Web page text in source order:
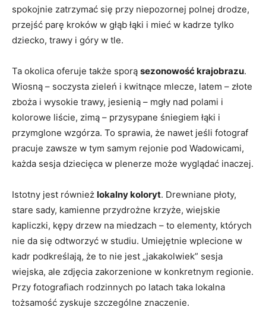
spokojnie zatrzymać się przy niepozornej polnej drodze,
przejść parę kroków w głąb łąki i mieć w kadrze tylko
dziecko, trawy i góry w tle.
Ta okolica oferuje także sporą sezonowość krajobrazu.
Wiosną – soczysta zieleń i kwitnące mlecze, latem – złote
zboża i wysokie trawy, jesienią – mgły nad polami i
kolorowe liście, zimą – przysypane śniegiem łąki i
przymglone wzgórza. To sprawia, że nawet jeśli fotograf
pracuje zawsze w tym samym rejonie pod Wadowicami,
każda sesja dziecięca w plenerze może wyglądać inaczej.
Istotny jest również lokalny koloryt. Drewniane płoty,
stare sady, kamienne przydrożne krzyże, wiejskie
kapliczki, kępy drzew na miedzach – to elementy, których
nie da się odtworzyć w studiu. Umiejętnie wplecione w
kadr podkreślają, że to nie jest „jakakolwiek” sesja
wiejska, ale zdjęcia zakorzenione w konkretnym regionie.
Przy fotografiach rodzinnych po latach taka lokalna
tożsamość zyskuje szczególne znaczenie.